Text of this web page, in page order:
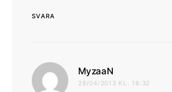
SVARA
MyzaaN
29/04/2013 KL. 16:32